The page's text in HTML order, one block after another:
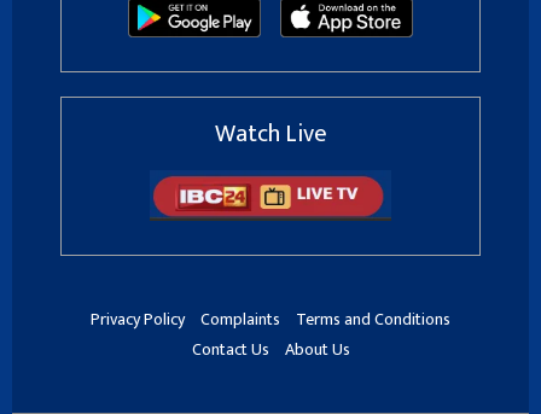
Watch Live
Privacy Policy Complaints
Terms and Conditions
Contact Us
About Us